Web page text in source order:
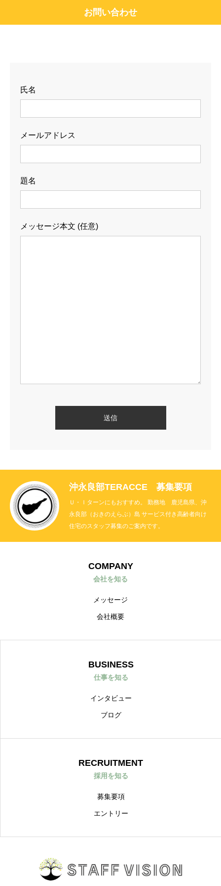
お問い合わせ
氏名
メールアドレス
題名
メッセージ本文 (任意)
沖永良部TERACCE 募集要項
Ｕ・Ｉターンにもおすすめ。 勤務地 鹿児島県、沖
永良部（おきのえらぶ）島 サービス付き高齢者向け
住宅のスタッフ募集のご案内です。
COMPANY
会社を知る
メッセージ
会社概要
BUSINESS
仕事を知る
インタビュー
ブログ
RECRUITMENT
採用を知る
募集要項
エントリー